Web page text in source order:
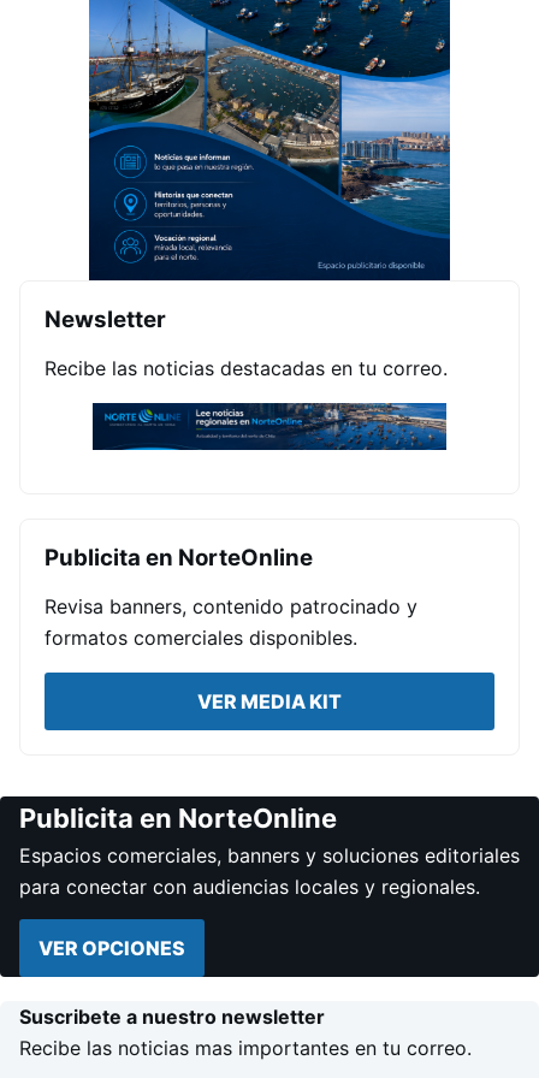
Newsletter
Recibe las noticias destacadas en tu correo.
Publicita en NorteOnline
Revisa banners, contenido patrocinado y
formatos comerciales disponibles.
VER MEDIA KIT
Publicita en NorteOnline
Espacios comerciales, banners y soluciones editoriales
para conectar con audiencias locales y regionales.
VER OPCIONES
Suscribete a nuestro newsletter
Recibe las noticias mas importantes en tu correo.